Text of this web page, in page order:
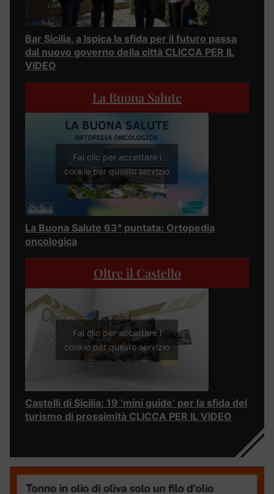
Bar Sicilia, a Ispica la sfida per il futuro passa
dal nuovo governo della città CLICCA PER IL
VIDEO
La Buona Salute
Fai clic per accettare i
cookie per questo servizio
La Buona Salute 63° puntata: Ortopedia
oncologica
Oltre il Castello
Fai clic per accettare i
cookie per questo servizio
Castelli di Sicilia: 19 ‘mini guide’ per la sfida del
turismo di prossimità CLICCA PER IL VIDEO